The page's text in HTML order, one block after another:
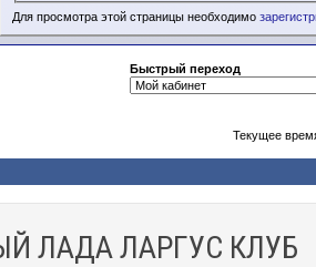
Для просмотра этой страницы необходимо
Быстрый переход
Текущее
ЛАДА ЛАРГУС КЛУБ